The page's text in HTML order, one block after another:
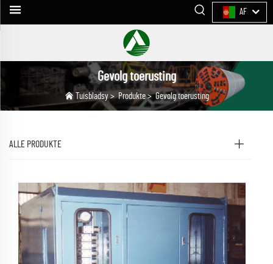
AF
Gevolg toerusting
Tuisbladsy>Produkte>Gevolg toerusting
ALLE PRODUKTE